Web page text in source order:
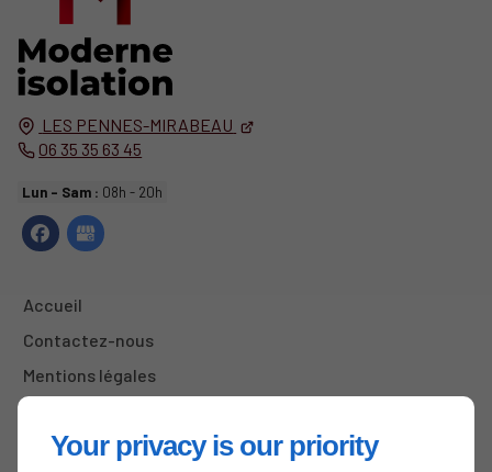
Your privacy is our priority
LES PENNES-MIRABEAU
06 35 35 63 45
Lun - Sam : 08h - 20h
Accueil
Contactez-nous
Mentions légales